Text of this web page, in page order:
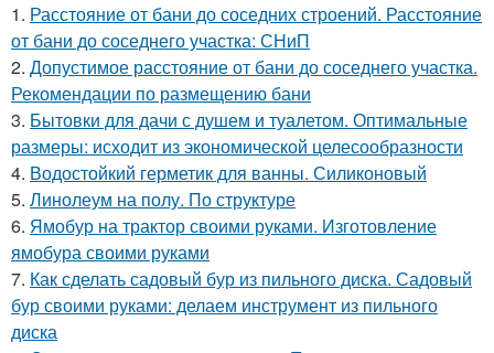
1. Расстояние от бани до соседних строений. Расстояние
от бани до соседнего участка: СНиП
2. Допустимое расстояние от бани до соседнего участка.
Рекомендации по размещению бани
3. Бытовки для дачи с душем и туалетом. Оптимальные
размеры: исходит из экономической целесообразности
4. Водостойкий герметик для ванны. Силиконовый
5. Линолеум на полу. По структуре
6. Ямобур на трактор своими руками. Изготовление
ямобура своими руками
7. Как сделать садовый бур из пильного диска. Садовый
бур своими руками: делаем инструмент из пильного
диска